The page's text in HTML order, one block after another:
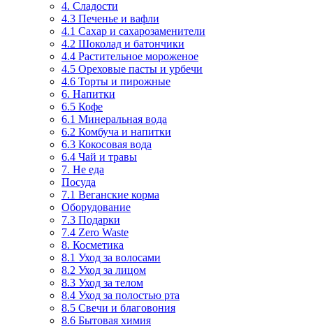
4. Сладости
4.3 Печенье и вафли
4.1 Сахар и сахарозаменители
4.2 Шоколад и батончики
4.4 Растительное мороженое
4.5 Ореховые пасты и урбечи
4.6 Торты и пирожные
6. Напитки
6.5 Кофе
6.1 Минеральная вода
6.2 Комбуча и напитки
6.3 Кокосовая вода
6.4 Чай и травы
7. Не еда
Посуда
7.1 Веганские корма
Оборудование
7.3 Подарки
7.4 Zero Waste
8. Косметика
8.1 Уход за волосами
8.2 Уход за лицом
8.3 Уход за телом
8.4 Уход за полостью рта
8.5 Свечи и благовония
8.6 Бытовая химия